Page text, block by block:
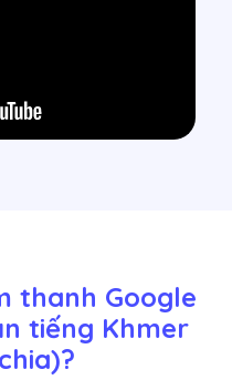
thanh Google
tiếng Khmer